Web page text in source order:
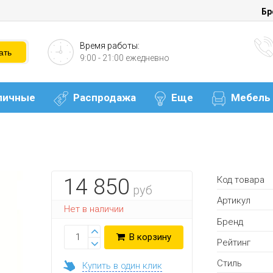
Время работы:
9:00 - 21:00 ежедневно
Распродажа Еще Мебель
14 850 руб
Нет в наличии
В корзину
Купить в один клик
Код товара
Артикул
Бренд
Рейтинг
Стиль